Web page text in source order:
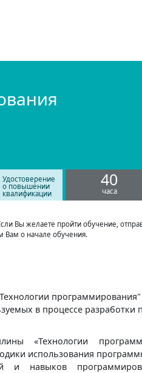
Удостоверение
о повышении
квалификации
40
часа
Вы желаете пройти обучение,
о начале обучения.
в процессе
«Технологии
использования
и навыков